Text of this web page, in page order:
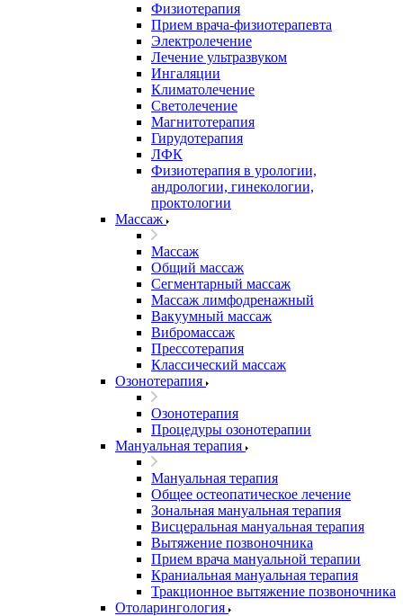
Физиотерапия
Прием врача-физиотерапевта
Электролечение
Лечение ультразвуком
Ингаляции
Климатолечение
Светолечение
Магнитотерапия
Гирудотерапия
ЛФК
Физиотерапия в урологии,
андрологии, гинекологии,
проктологии
Массаж
Массаж
Общий массаж
Сегментарный массаж
Массаж лимфодренажный
Вакуумный массаж
Вибромассаж
Прессотерапия
Классический массаж
Озонотерапия
Озонотерапия
Процедуры озонотерапии
Мануальная терапия
Мануальная терапия
Общее остеопатическое лечение
Зональная мануальная терапия
Висцеральная мануальная терапия
Вытяжение позвоночника
Прием врача мануальной терапии
Краниальная мануальная терапия
Тракционное вытяжение позвоночника
Отоларингология